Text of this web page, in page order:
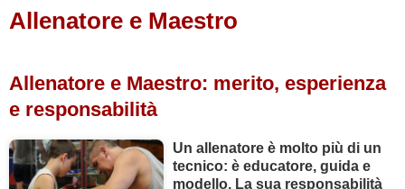
di
Allenatore e Maestro
Allenatore e Maestro: merito, esperienza
e responsabilità
Un allenatore è molto più di un
tecnico: è educatore, guida e
modello. La sua responsabilità